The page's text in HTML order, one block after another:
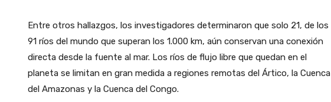
Entre otros hallazgos, los investigadores determinaron que solo 21, de los
91 ríos del mundo que superan los 1.000 km, aún conservan una conexión
directa desde la fuente al mar. Los ríos de flujo libre que quedan en el
planeta se limitan en gran medida a regiones remotas del Ártico, la Cuenca
del Amazonas y la Cuenca del Congo.